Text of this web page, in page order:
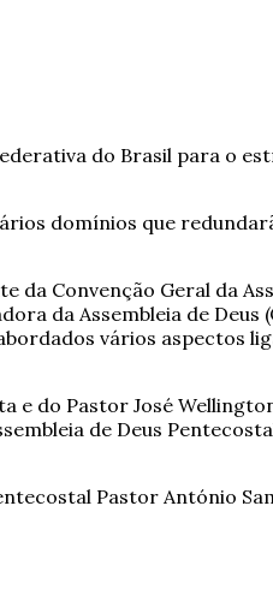
do Brasil para o
domínios que
Convenção Geral da
da Assembleia de Deus
vários aspectos
e do Pastor José
de Deus
Pastor António